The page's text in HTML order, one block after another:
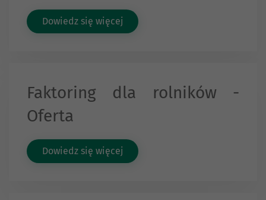
Dowiedz się więcej
Faktoring dla rolników -
Oferta
Dowiedz się więcej